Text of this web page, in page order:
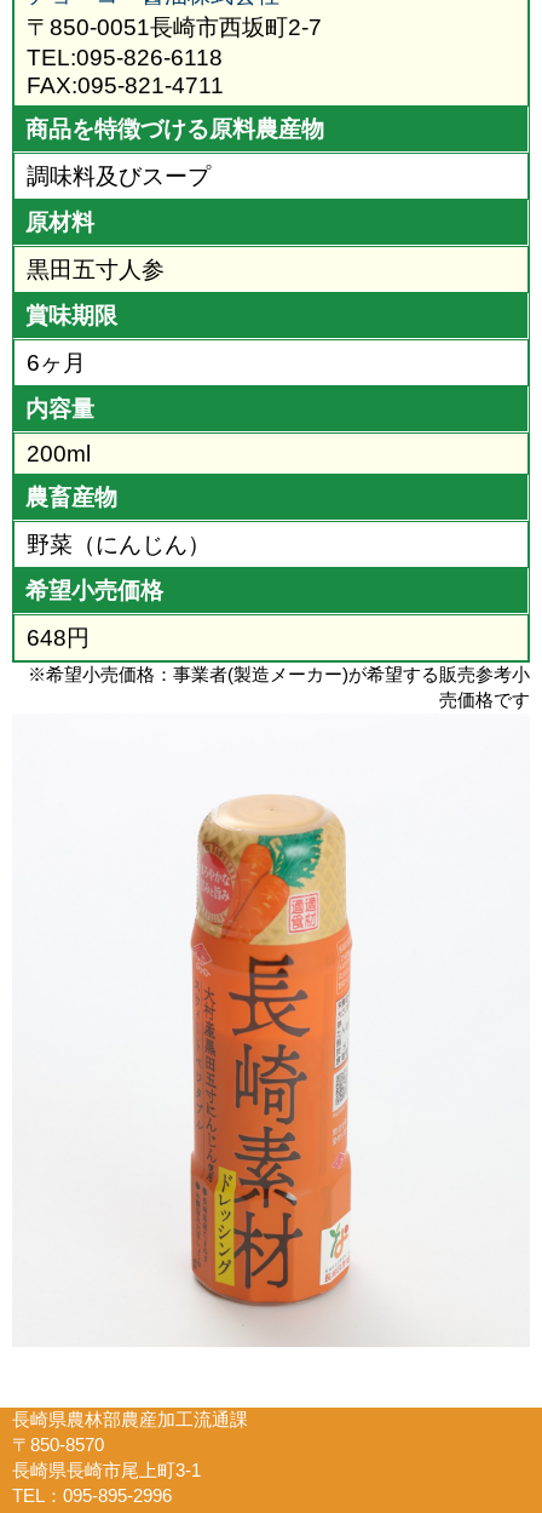
〒850-0051長崎市西坂町2-7
TEL:095-826-6118
FAX:095-821-4711
商品を特徴づける原料農産物
調味料及びスープ
原材料
黒田五寸人参
賞味期限
6ヶ月
内容量
200ml
農畜産物
野菜（にんじん）
希望小売価格
648円
※希望小売価格：事業者(製造メーカー)が希望する販売参考小
売価格です
長崎県農林部農産加工流通課
〒850-8570
長崎県長崎市尾上町3-1
TEL：095-895-2996